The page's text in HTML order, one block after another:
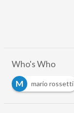
Who's Who
M
mario rossetti